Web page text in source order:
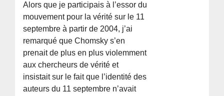
Alors que je participais à l’essor du
mouvement pour la vérité sur le 11
septembre à partir de 2004, j’ai
remarqué que Chomsky s’en
prenait de plus en plus violemment
aux chercheurs de vérité et
insistait sur le fait que l’identité des
auteurs du 11 septembre n’avait